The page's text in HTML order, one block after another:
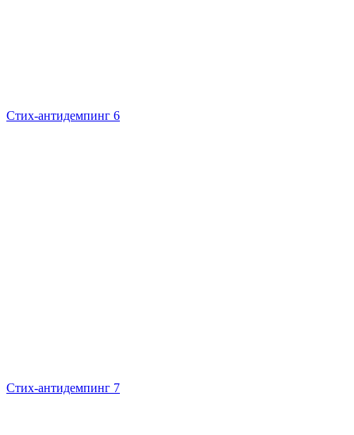
Стих-антидемпинг 6
Стих-антидемпинг 7